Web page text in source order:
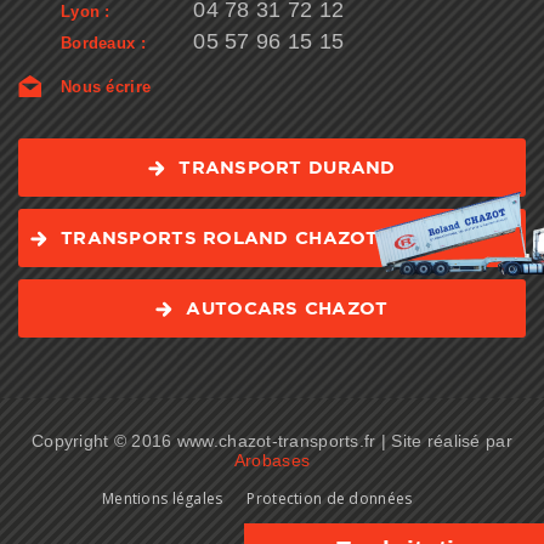
Lyon : 04 78 31 72 12
Bordeaux : 05 57 96 15 15
Nous écrire
TRANSPORT DURAND
TRANSPORTS ROLAND CHAZOT
AUTOCARS CHAZOT
Copyright © 2016 www.chazot-transports.fr | Site réalisé par
Arobases
Mentions légales Protection de données